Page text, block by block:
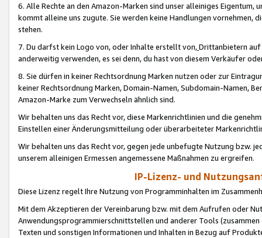
6. Alle Rechte an den Amazon-Marken sind unser alleiniges
kommt alleine uns zugute. Sie werden keine Handlungen vornehmen,
stehen.
7. Du darfst kein Logo von, oder Inhalte erstellt von,Drittanbietern auf
anderweitig verwenden, es sei denn, du hast von diesem Verkäufer
8. Sie dürfen in keiner Rechtsordnung Marken nutzen oder zur
keiner Rechtsordnung Marken, Domain-Namen, Subdomain-Namen,
Amazon-Marke zum Verwechseln ähnlich sind.
Wir behalten uns das Recht vor, diese Markenrichtlinien und die
Einstellen einer Änderungsmitteilung oder überarbeiteter
Wir behalten uns das Recht vor, gegen jede unbefugte Nutzung bzw.
unserem alleinigen Ermessen angemessene Maßnahmen zu ergreifen.
IP-Lizenz- und
Diese Lizenz regelt Ihre Nutzung von Programminhalten im
Mit dem Akzeptieren der Vereinbarung bzw. mit dem Aufrufen oder
Anwendungsprogrammierschnittstellen und anderer Tools (zusammen
Texten und sonstigen Informationen und Inhalten in Bezug auf